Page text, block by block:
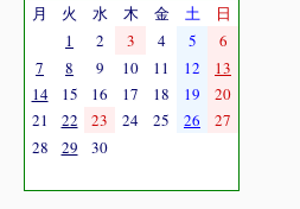
月 火 水 木 金 土
日
1
2 3 4 5
6
7
8 9 10 11 12
13
14
15 16 17 18 19
20
21
22 23 24 25 26
27
28
29 30